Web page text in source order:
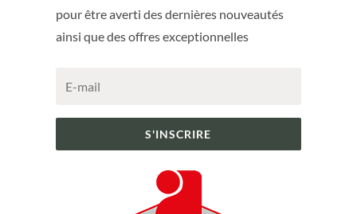
pour être averti des dernières nouveautés
ainsi que des offres exceptionnelles
S'INSCRIRE